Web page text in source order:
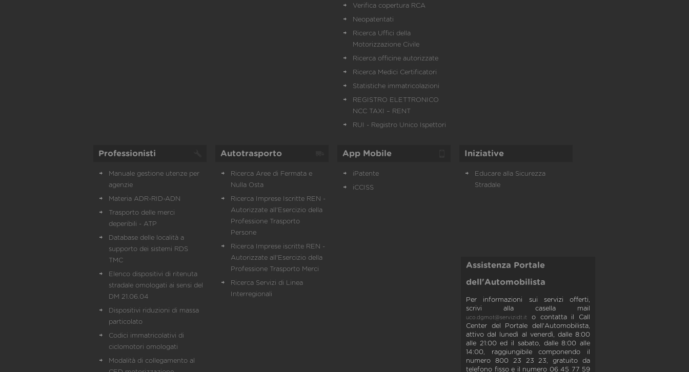
Verifica copertura RCA
Neopatentati
Ricerca Uffici della
Motorizzazione Civile
Ricerca officine autorizzate
Ricerca Medici Certificatori
Statistiche immatricolazioni
REGISTRO ELETTRONICO
NCC TAXI – RENT
RUI - Registro Unico Ispettori
Professionisti
Manuale gestione utenze per
agenzie
Materia ADR-RID-ADN
Trasporto delle merci
deperibili - ATP
Database delle località a
supporto dei sistemi RDS
TMC
Elenco dispositivi di ritenuta
stradale omologati ai sensi del
DM 21.06.04
Dispositivi riduzioni di massa
particolato
Codici immatricolativi di
ciclomotori omologati
Modalità di collegamento al
Autotrasporto
Ricerca Aree di Fermata e
Nulla Osta
Ricerca Imprese Iscritte REN -
Autorizzate all'Esercizio della
Professione Trasporto
Persone
Ricerca Imprese iscritte REN -
Autorizzate all'Esercizio della
Professione Trasporto Merci
Ricerca Servizi di Linea
Interregionali
App Mobile
iPatente
iCCISS
Iniziative
Educare alla Sicurezza
Stradale
Assistenza Portale
dell'Automobilista
Per informazioni sui servizi offerti,
scrivi alla casella mail
uco.dgmot@servizidt.it
o contatta il Call
Center del Portale dell'Automobilista,
attivo dal lunedì al venerdì, dalle 8:00
alle 21:00 ed il sabato, dalle 8:00 alle
14:00, raggiungibile componendo il
numero 800 23 23 23, gratuito da
telefono fisso e il numero 06 45 77 59